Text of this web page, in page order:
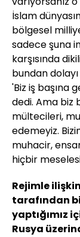
İslam
bölgesel
sadece şuna
karşısında
bundan
'Biz iş başına
dedi. Ama biz
mültecileri,
edemeyiz.
muhacir,
hiçbir
Rejimle
tarafından
yaptığımız
Rusya